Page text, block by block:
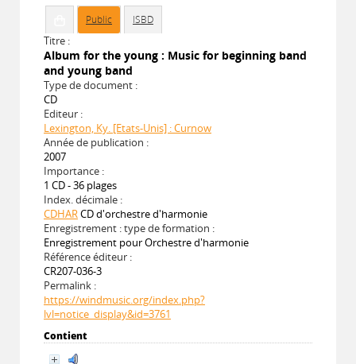
Public ISBD
Titre :
Album for the young : Music for beginning band
and young band
Type de document :
CD
Editeur :
Lexington, Ky. [Etats-Unis] : Curnow
Année de publication :
2007
Importance :
1 CD - 36 plages
Index. décimale :
CDHARCD d'orchestre d'harmonie
Enregistrement : type de formation :
Enregistrement pour Orchestre d'harmonie
Référence éditeur :
CR207-036-3
Permalink :
https://windmusic.org/index.php?
lvl=notice_display&id=3761
Contient